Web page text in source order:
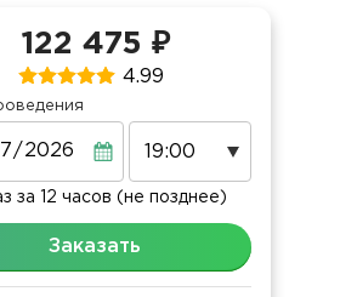
122 475 ₽
4.99
за 12 часов (не позднее)
Заказать